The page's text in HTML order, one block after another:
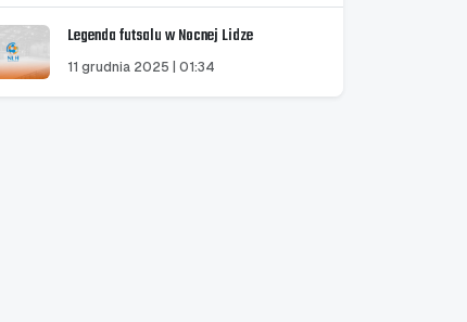
Legenda futsalu w Nocnej Lidze
11 grudnia 2025 | 01:34